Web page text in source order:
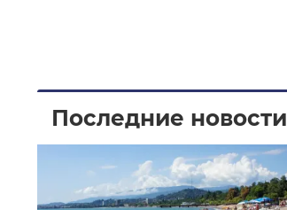
Последние новости